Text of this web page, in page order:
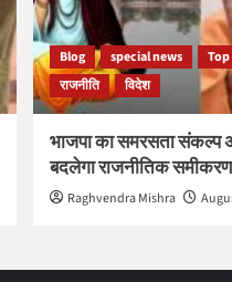
Blog special news
राजनीति
विदेश
भाजपा का समरसता संकल्प
बदलेगा राजनीतिक समीकरण
Raghvendra Mishra